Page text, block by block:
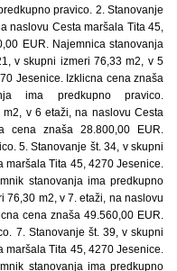
pravico. 2. Stanovanje
naslovu Cesta maršala Tita 45,
EUR. Najemnica stanovanja
v skupni izmeri 76,33 m2, v 5
Jesenice. Izklicna cena znaša
ima predkupno pravico.
v 6 etaži, na naslovu Cesta
cena znaša 28.800,00 EUR.
5. Stanovanje št. 34, v skupni
maršala Tita 45, 4270 Jesenice.
stanovanja ima predkupno
76,30 m2, v 7. etaži, na naslovu
cena znaša 49.560,00 EUR.
7. Stanovanje št. 39, v skupni
maršala Tita 45, 4270 Jesenice.
stanovanja ima predkupno